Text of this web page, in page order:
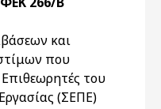
και
που
του
(ΣΕΠΕ)